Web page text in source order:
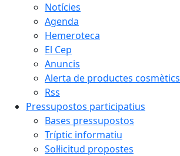
Notícies
Agenda
Hemeroteca
El Cep
Anuncis
Alerta de productes cosmètics
Rss
Pressupostos participatius
Bases pressupostos
Tríptic informatiu
Sol·licitud propostes